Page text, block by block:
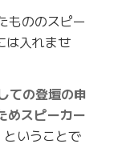
もののスピー
は入れませ
ての登壇の申
めスピーカー
ということで